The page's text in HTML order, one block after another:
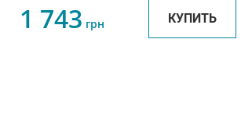
1 743 грн КУПИТЬ